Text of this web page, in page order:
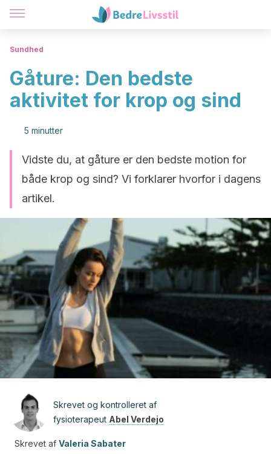
Sundhed
Gåture: Den bedste
aktivitet for krop og sind
5 minutter
Vidste du, at gåture er den bedste motion for
både krop og sind? Vi forklarer hvorfor i dagens
artikel.
Skrevet og kontrolleret af
fysioterapeut Abel Verdejo
Skrevet af Valeria Sabater